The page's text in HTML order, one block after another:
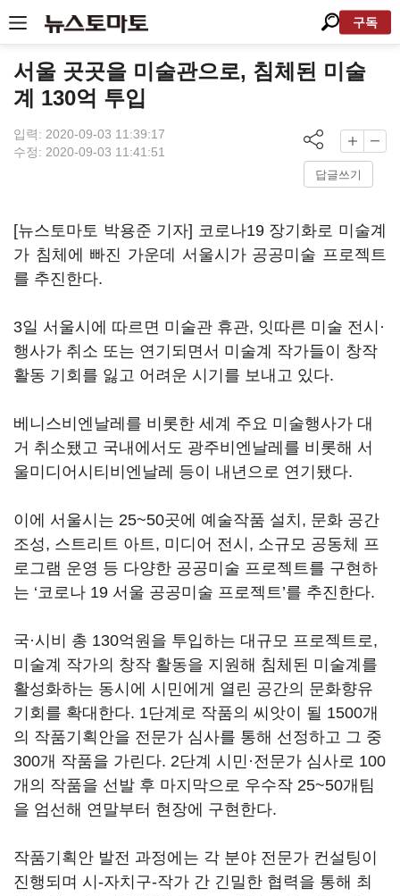
구독
서울 곳곳을 미술관으로, 침체된 미술
계 130억 투입
입력: 2020-09-03 11:39:17
수정: 2020-09-03 11:41:51
답글쓰기
[뉴스토마토 박용준 기자] 코로나19 장기화로 미술계
가 침체에 빠진 가운데 서울시가 공공미술 프로젝트
를 추진한다.
3일 서울시에 따르면 미술관 휴관, 잇따른 미술 전시·
행사가 취소 또는 연기되면서 미술계 작가들이 창작
활동 기회를 잃고 어려운 시기를 보내고 있다.
베니스비엔날레를 비롯한 세계 주요 미술행사가 대
거 취소됐고 국내에서도 광주비엔날레를 비롯해 서
울미디어시티비엔날레 등이 내년으로 연기됐다.
이에 서울시는 25~50곳에 예술작품 설치, 문화 공간
조성, 스트리트 아트, 미디어 전시, 소규모 공동체 프
로그램 운영 등 다양한 공공미술 프로젝트를 구현하
는 ‘코로나 19 서울 공공미술 프로젝트’를 추진한다.
국·시비 총 130억원을 투입하는 대규모 프로젝트로,
미술계 작가의 창작 활동을 지원해 침체된 미술계를
활성화하는 동시에 시민에게 열린 공간의 문화향유
기회를 확대한다. 1단계로 작품의 씨앗이 될 1500개
의 작품기획안을 전문가 심사를 통해 선정하고 그 중
300개 작품을 가린다. 2단계 시민·전문가 심사로 100
개의 작품을 선발 후 마지막으로 우수작 25~50개팀
을 엄선해 연말부터 현장에 구현한다.
작품기획안 발전 과정에는 각 분야 전문가 컨설팅이
진행되며 시-자치구-작가 간 긴밀한 협력을 통해 최